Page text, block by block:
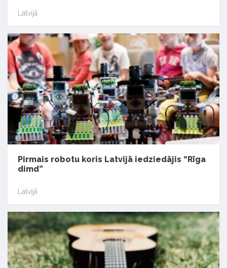
Latvijā
Pirmais robotu koris Latvijā iedziedājis “Rīga
dimd”
Latvijā